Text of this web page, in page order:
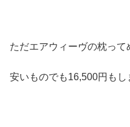
ただエアウィーヴの枕って
安いものでも16,500円もし